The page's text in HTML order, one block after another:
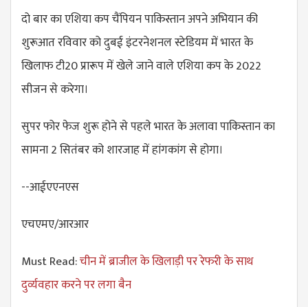
दो बार का एशिया कप चैंपियन पाकिस्तान अपने अभियान की
शुरूआत रविवार को दुबई इंटरनेशनल स्टेडियम में भारत के
खिलाफ टी20 प्रारूप में खेले जाने वाले एशिया कप के 2022
सीजन से करेगा।
सुपर फोर फेज शुरू होने से पहले भारत के अलावा पाकिस्तान का
सामना 2 सितंबर को शारजाह में हांगकांग से होगा।
--आईएएनएस
एचएमए/आरआर
Must Read:चीन में ब्राजील के खिलाड़ी पर रेफरी के साथ
दुर्व्यवहार करने पर लगा बैन